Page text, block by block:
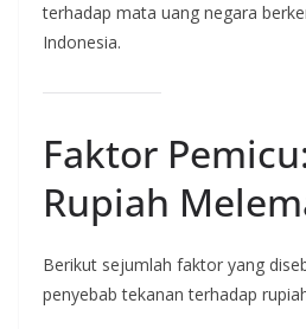
terhadap mata uang negara
Indonesia.
Faktor
Rupiah
Berikut sejumlah faktor yang
penyebab tekanan terhadap